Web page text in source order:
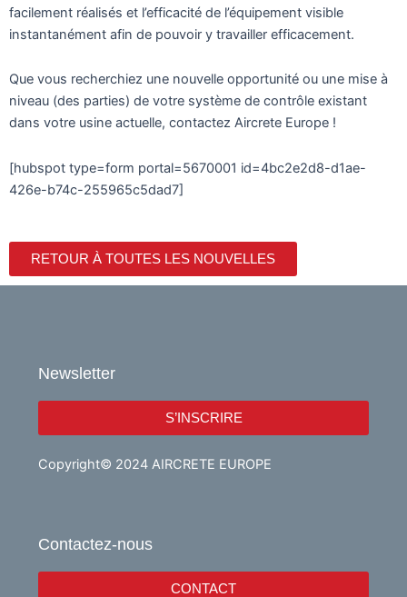
facilement réalisés et l’efficacité de l’équipement visible
instantanément afin de pouvoir y travailler efficacement.
Que vous recherchiez une nouvelle opportunité ou une mise à
niveau (des parties) de votre système de contrôle existant
dans votre usine actuelle, contactez Aircrete Europe !
[hubspot type=form portal=5670001 id=4bc2e2d8-d1ae-
426e-b74c-255965c5dad7]
RETOUR À TOUTES LES NOUVELLES
Newsletter
S’INSCRIRE
Copyright© 2024 AIRCRETE EUROPE
Contactez-nous
CONTACT